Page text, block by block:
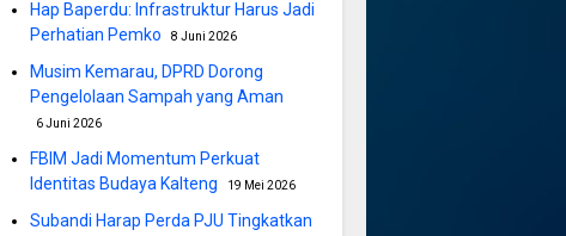
Hap Baperdu: Infrastruktur Harus Jadi
Perhatian Pemko
8 Juni 2026
Musim Kemarau, DPRD Dorong
Pengelolaan Sampah yang Aman
6 Juni 2026
FBIM Jadi Momentum Perkuat
Identitas Budaya Kalteng
19 Mei 2026
Subandi Harap Perda PJU Tingkatkan